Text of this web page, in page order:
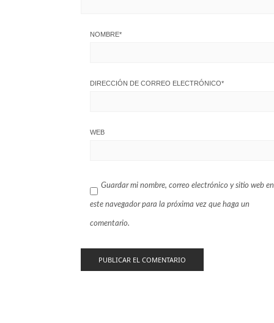
NOMBRE*
DIRECCIÓN DE CORREO ELECTRÓNICO*
WEB
Guardar mi nombre, correo electrónico y sitio web en
este navegador para la próxima vez que haga un
comentario.